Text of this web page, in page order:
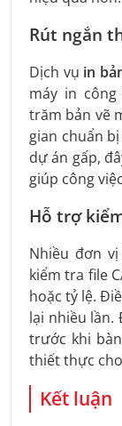
Rút ngắn
Dịch vụ in
máy in
trăm bản vẽ
gian chuẩn
dự án gấp,
giúp công
Hỗ trợ
Nhiều đơn vị
kiểm tra file
hoặc tỷ lệ.
lại nhiều
trước khi
thiết thực
Kết luận